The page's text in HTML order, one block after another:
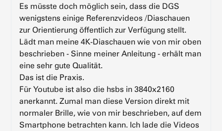
Es müsste doch möglich sein, dass die DGS
wenigstens einige Referenzvideos /Diaschauen
zur Orientierung öffentlich zur Verfügung stellt.
Lädt man meine 4K-Diaschauen wie von mir oben
beschrieben - Sinne meiner Anleitung - erhält man
eine sehr gute Qualität.
Das ist die Praxis.
Für Youtube ist also die hsbs in 3840x2160
anerkannt. Zumal man diese Version direkt mit
normaler Brille, wie von mir beschrieben, auf dem
Smartphone betrachten kann. Ich lade die Videos